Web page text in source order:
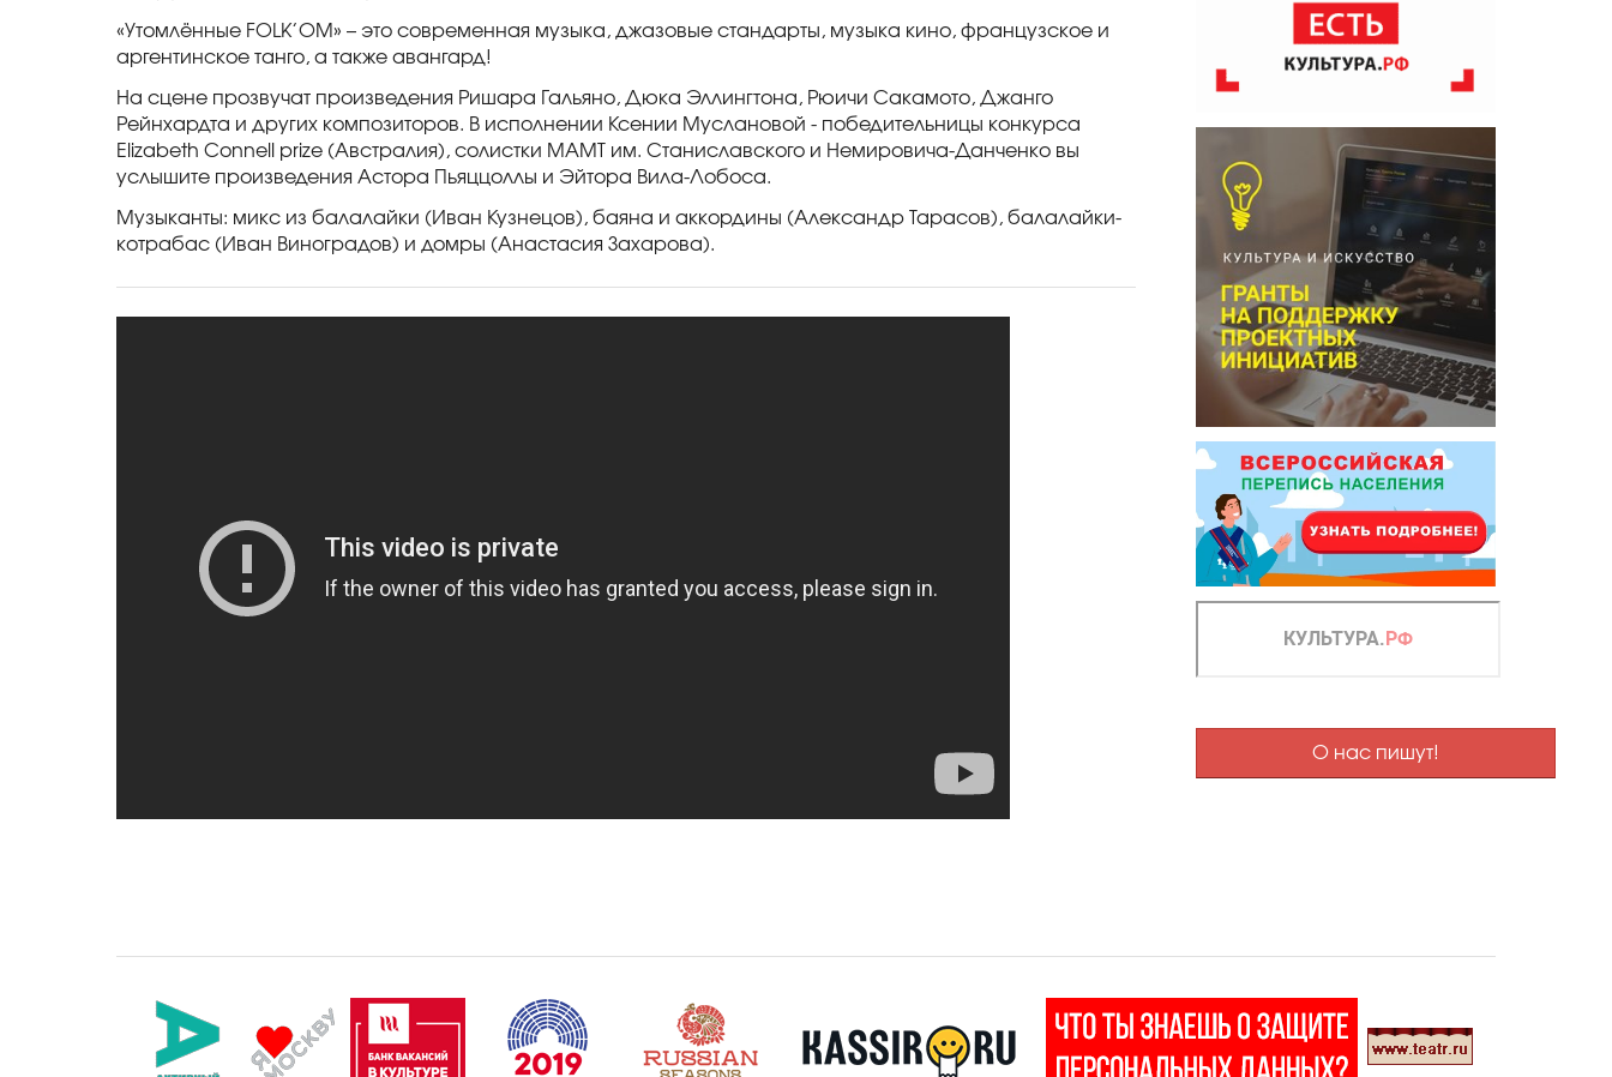
«Утомлённые FOLK’OM» – это современная музыка, джазовые стандарты, музыка кино, французское и
аргентинское танго, а также авангард!
На сцене прозвучат произведения Ришара Гальяно, Дюка Эллингтона, Рюичи Сакамото, Джанго
Рейнхардта и других композиторов. В исполнении Ксении Муслановой - победительницы конкурса
Elizabeth Connell prize (Австралия), солистки МАМТ им. Станиславского и Немировича-Данченко вы
услышите произведения Астора Пьяццоллы и Эйтора Вила-Лобоса.
Музыканты: микс из балалайки (Иван Кузнецов), баяна и аккордины (Александр Тарасов), балалайки-
котрабас (Иван Виноградов) и домры (Анастасия Захарова).
О нас пишут!